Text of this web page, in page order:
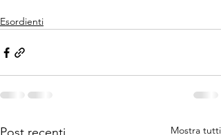
Esordienti
Mostra tutti